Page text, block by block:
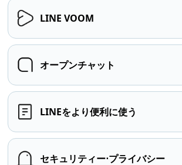
LINE VOOM
オープンチャット
LINEをより便利に使う
セキュリティー⋅プライバシー